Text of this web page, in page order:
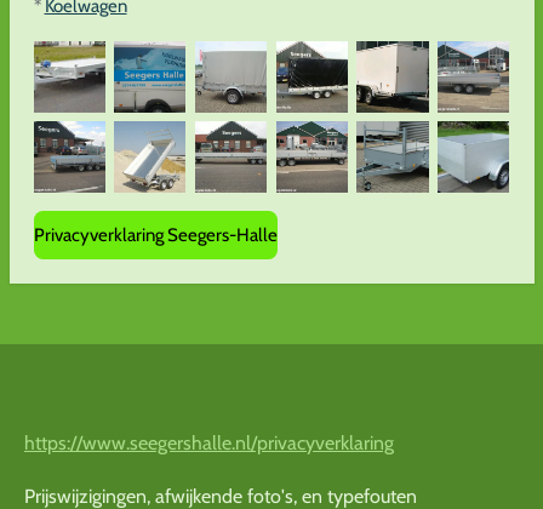
* Koelwagen
Privacyverklaring Seegers-Halle
https://www.seegershalle.nl/privacyverklaring
Prijswijzigingen, afwijkende foto's, en typefouten